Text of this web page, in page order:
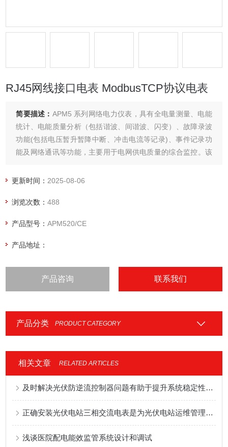
RJ45网线接口电表 ModbusTCP协议电表
简要描述： APM5 系列网络电力仪表，具有全电量测量、电能
统计、电能质量分析（包括谐波、间谐波、闪变）、故障录波
功能(包括电压暂升暂降中断、冲击电流等记录)、事件记录功
能及网络通讯等功能，主要用于电网供电质量的综合监控。该
块、漏电测温模块，可以灵活实现电气回路全电量测量及开关
更新时间： 2025-08-06
浏览次数：488
产品型号：APM520/CE
产品地址：
产品咨询 联系我们
产品分类 PRODUCT CATEGORY
相关文章 RELATED ARTICLES
及时解决光伏防逆流控制器问题有助于提升系统稳定性与运维效率
正确安装光伏电站三相交流电表是为光伏电站运维管理提供技术支持的关键
浅谈医院配电能效监管系统设计和调试